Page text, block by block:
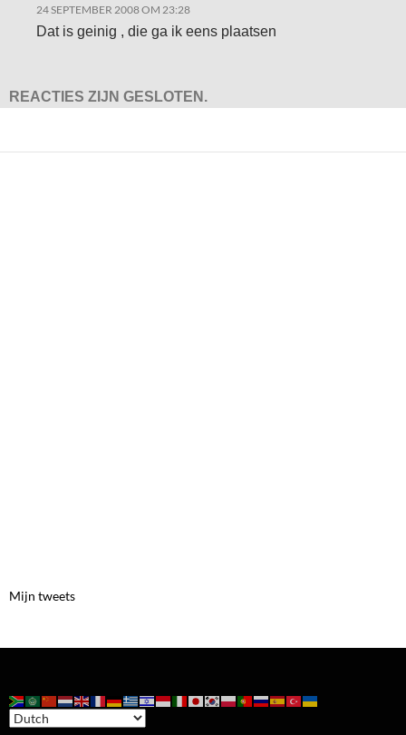
24 SEPTEMBER 2008 OM 23:28
Dat is geinig , die ga ik eens plaatsen
REACTIES ZIJN GESLOTEN.
Mijn tweets